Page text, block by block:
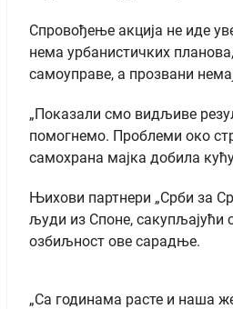
Спровођење акција не иде
нема урбанистичких
самоуправе, а прозвани
„Показали смо видљиве
помогнемо. Проблеми око
самохрана мајка добила
Њихови партнери „Срби за
људи из Споне, сакупљајући
озбиљност ове сарадње.
„Са годинама расте и наша